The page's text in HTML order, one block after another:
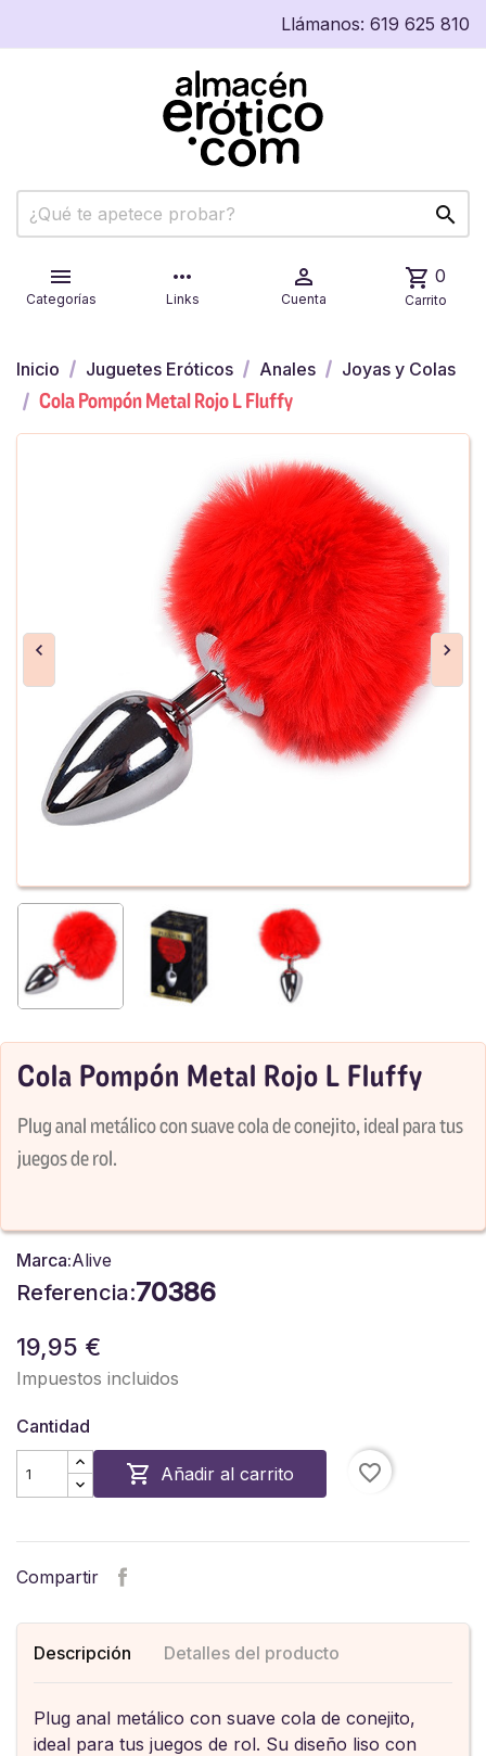
Llámanos: 619 625 810


Categorías
more_horiz
Links

Cuenta
shopping_cart 0
Carrito
Inicio Juguetes Eróticos Anales Joyas y Colas
Cola Pompón Metal Rojo L Fluffy
Cola Pompón Metal Rojo L Fluffy
Plug anal metálico con suave cola de conejito, ideal para tus
juegos de rol.
Marca:Alive
Referencia:70386
19,95 €
Impuestos incluidos
Cantidad
 Añadir al carrito favorite_border
Compartir
Descripción Detalles del producto
Plug anal metálico con suave cola de conejito,
ideal para tus juegos de rol. Su diseño liso con